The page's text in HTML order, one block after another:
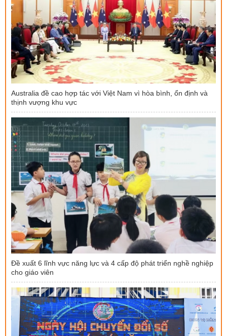
Australia đề cao hợp tác với Việt Nam vì hòa bình, ổn định và
thịnh vượng khu vực
Đề xuất 6 lĩnh vực năng lực và 4 cấp độ phát triển nghề nghiệp
cho giáo viên